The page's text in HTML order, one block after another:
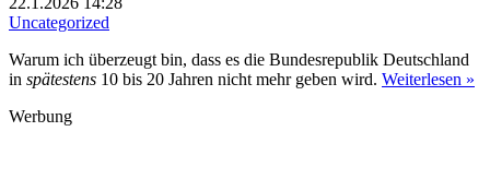
Uncategorized
Warum ich überzeugt bin, dass es die Bundesrepublik Deutschland
in spätestens 10 bis 20 Jahren nicht mehr geben wird. Weiterlesen »
Werbung